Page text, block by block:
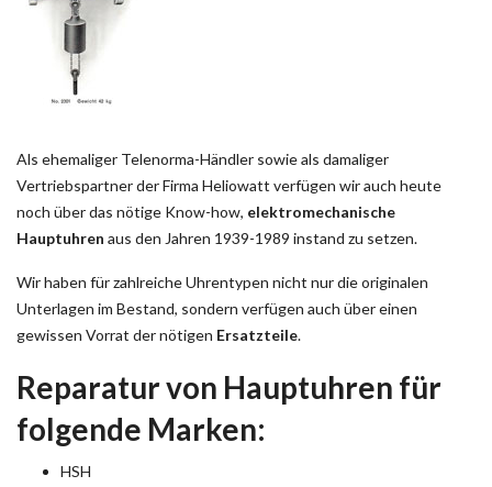
Als ehemaliger Telenorma-Händler sowie als damaliger
Vertriebspartner der Firma Heliowatt verfügen wir auch heute
noch über das nötige Know-how, elektromechanische
Hauptuhren aus den Jahren 1939-1989 instand zu setzen.
Wir haben für zahlreiche Uhrentypen nicht nur die originalen
Unterlagen im Bestand, sondern verfügen auch über einen
gewissen Vorrat der nötigen Ersatzteile.
Reparatur von Hauptuhren für
folgende Marken:
HSH